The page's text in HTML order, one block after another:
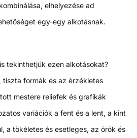
elhelyezése ad
egy-egy alkotásnak.
tekinthetjük ezen alkotásokat?
tiszta formák és az érzékletes
mestere reliefek és grafikák
variációk a fent és a lent, a kint
a tökéletes és esetleges, az örök és